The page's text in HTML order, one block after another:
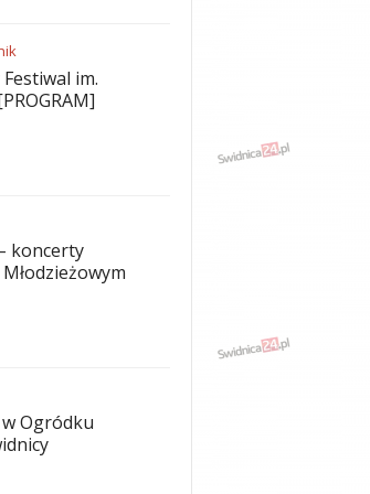
im.
koncerty
Ogródku